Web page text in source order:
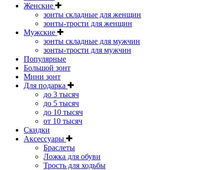
Женские
зонты складные для женщин
зонты-трости для женщин
Мужские
зонты складные для мужчин
зонты-трости для мужчин
Популярные
Большой зонт
Мини зонт
Для подарка
до 3 тысяч
до 5 тысяч
до 10 тысяч
от 10 тысяч
Скидки
Аксессуары
Браслеты
Ложка для обуви
Трость для ходьбы